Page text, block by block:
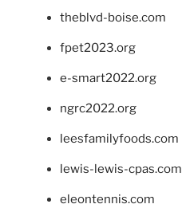
theblvd-boise.com
fpet2023.org
e-smart2022.org
ngrc2022.org
leesfamilyfoods.com
lewis-lewis-cpas.com
eleontennis.com